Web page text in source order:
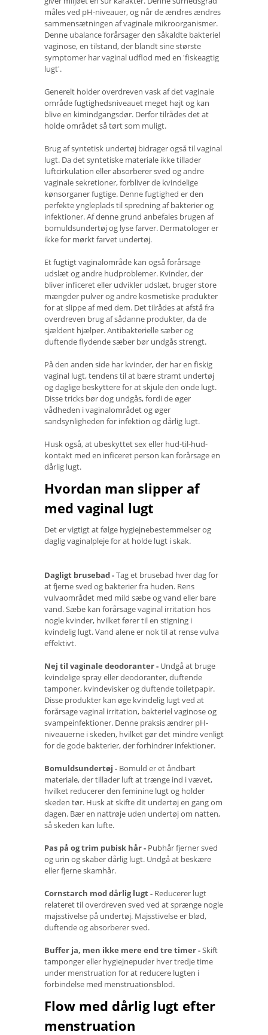
måles ved pH-niveauer, og når de ændres ændres
sammensætningen af ​​vaginale mikroorganismer.
Denne ubalance forårsager den såkaldte bakteriel
vaginose, en tilstand, der blandt sine største
symptomer har vaginal udflod med en 'fiskeagtig
lugt'.
Generelt holder overdreven vask af det vaginale
område fugtighedsniveauet meget højt og kan
blive en kimindgangsdør. Derfor tilrådes det at
holde området så tørt som muligt.
Brug af syntetisk undertøj bidrager også til vaginal
lugt. Da det syntetiske materiale ikke tillader
luftcirkulation eller absorberer sved og andre
vaginale sekretioner, forbliver de kvindelige
kønsorganer fugtige. Denne fugtighed er den
perfekte yngleplads til spredning af bakterier og
infektioner. Af denne grund anbefales brugen af ​​
bomuldsundertøj og lyse farver. Dermatologer er
ikke for mørkt farvet undertøj.
Et fugtigt vaginalområde kan også forårsage
udslæt og andre hudproblemer. Kvinder, der
bliver inficeret eller udvikler udslæt, bruger store
mængder pulver og andre kosmetiske produkter
for at slippe af med dem. Det tilrådes at afstå fra
overdreven brug af sådanne produkter, da de
sjældent hjælper. Antibakterielle sæber og
duftende flydende sæber bør undgås strengt.
På den anden side har kvinder, der har en fiskig
vaginal lugt, tendens til at bære stramt undertøj
og daglige beskyttere for at skjule den onde lugt.
Disse tricks bør dog undgås, fordi de øger
vådheden i vaginalområdet og øger
sandsynligheden for infektion og dårlig lugt.
Husk også, at ubeskyttet sex eller hud-til-hud-
kontakt med en inficeret person kan forårsage en
dårlig lugt.
Hvordan man slipper af
med vaginal lugt
Det er vigtigt at følge hygiejnebestemmelser og
daglig vaginalpleje for at holde lugt i skak.
Dagligt brusebad -Tag et brusebad hver dag for
at fjerne sved og bakterier fra huden. Rens
vulvaområdet med mild sæbe og vand eller bare
vand. Sæbe kan forårsage vaginal irritation hos
nogle kvinder, hvilket fører til en stigning i
kvindelig lugt. Vand alene er nok til at rense vulva
effektivt.
Nej til vaginale deodoranter - Undgå at bruge
kvindelige spray eller deodoranter, duftende
tamponer, kvindevisker og duftende toiletpapir.
Disse produkter kan øge kvindelig lugt ved at
forårsage vaginal irritation, bakteriel vaginose og
svampeinfektioner. Denne praksis ændrer pH-
niveauerne i skeden, hvilket gør det mindre venligt
for de gode bakterier, der forhindrer infektioner.
Bomuldsundertøj - Bomuld er et åndbart
materiale, der tillader luft at trænge ind i vævet,
hvilket reducerer den feminine lugt og holder
skeden tør. Husk at skifte dit undertøj en gang om
dagen. Bær en nattrøje uden undertøj om natten,
så skeden kan lufte.
Pas på og trim pubisk hår - Pubhår fjerner sved
og urin og skaber dårlig lugt. Undgå at beskære
eller fjerne skamhår.
Cornstarch mod dårlig lugt - Reducerer lugt
relateret til overdreven sved ved at sprænge nogle
majsstivelse på undertøj. Majsstivelse er blød,
duftende og absorberer sved.
Buffer ja, men ikke mere end tre timer -Skift
tamponger eller hygiejnepuder hver tredje time
under menstruation for at reducere lugten i
forbindelse med menstruationsblod.
Flow med dårlig lugt efter
menstruation